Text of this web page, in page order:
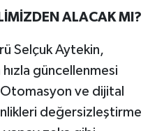
ALACAK MI?
Selçuk Aytekin,
hızla güncellenmesi
ve dijital
değersizleştirme